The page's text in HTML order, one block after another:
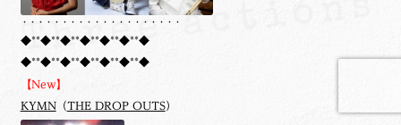
・・・・・・・・・・・・・・・・・・・・
◆**◆**◆**◆**◆**◆**◆
◆**◆**◆**◆**◆**◆**◆
【New】
KYMN（THE DROP OUTS）